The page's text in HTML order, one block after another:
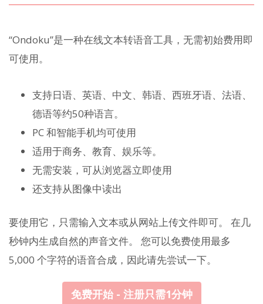
“Ondoku”是一种在线文本转语音工具，无需初始费用即
可使用。
支持日语、英语、中文、韩语、西班牙语、法语、
德语等约50种语言。
PC 和智能手机均可使用
适用于商务、教育、娱乐等。
无需安装，可从浏览器立即使用
还支持从图像中读出
要使用它，只需输入文本或从网站上传文件即可。 在几
秒钟内生成自然的声音文件。 您可以免费使用最多
5,000 个字符的语音合成，因此请先尝试一下。
免费开始 - 注册只需1分钟